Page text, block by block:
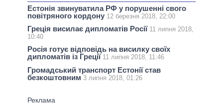
Естонія звинуватила РФ у порушенні свого
повітряного кордону 12 березня 2018, 22:00
Греція висилає дипломатів Росії 11 липня 2018,
10:40
Росія готує відповідь на висилку своїх
дипломатів із Греції 11 липня 2018, 11:46
Громадський транспорт Естонії став
безкоштовним 3 липня 2018, 01:26